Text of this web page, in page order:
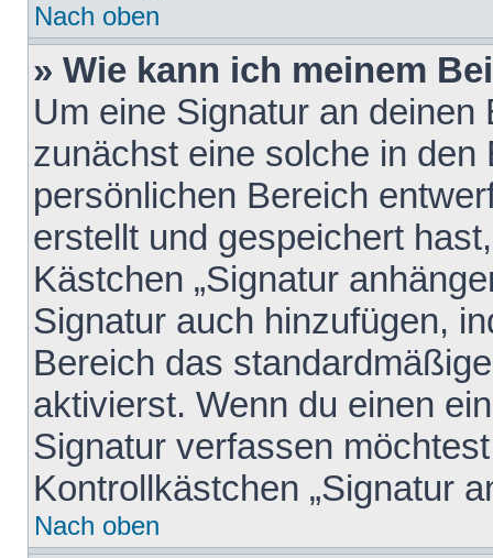
Nach oben
» Wie kann ich meinem
Um eine Signatur an
zunächst eine solche in den
persönlichen Bereich
erstellt und gespeichert
Kästchen „Signatur
Signatur auch hinzufügen,
Bereich das
aktivierst. Wenn du einen
Signatur verfassen
Kontrollkästchen „Signatur
Nach oben